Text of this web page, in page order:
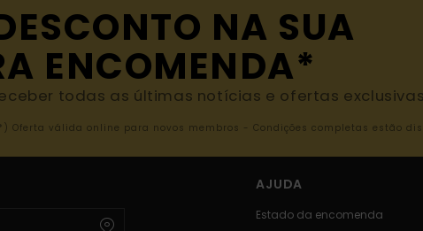
NA SUA
ENCOMENDA*
todas as últimas notícias e ofertas
Oferta válida online para novos membros - Condições completas estão
AJUDA
Estado da encomenda